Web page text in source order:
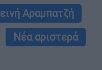
Αραμπατζή
Νέα αριστερά